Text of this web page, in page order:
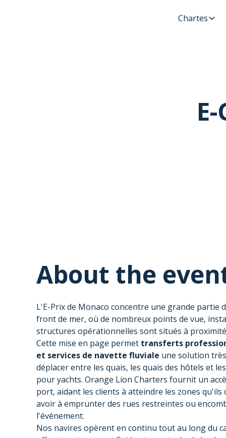
Chartes
About the
L'E-Prix de Monaco concentre une grande partie
front de mer, où de nombreux points de vue,
structures opérationnelles sont situés à
Cette mise en page permet transferts
et services de navette fluviale une solution
déplacer entre les quais, les quais des hôtels et
pour yachts. Orange Lion Charters fournit un
port, aidant les clients à atteindre les zones qu'ils
avoir à emprunter des rues restreintes ou
l'événement.
Nos navires opèrent en continu tout au long du